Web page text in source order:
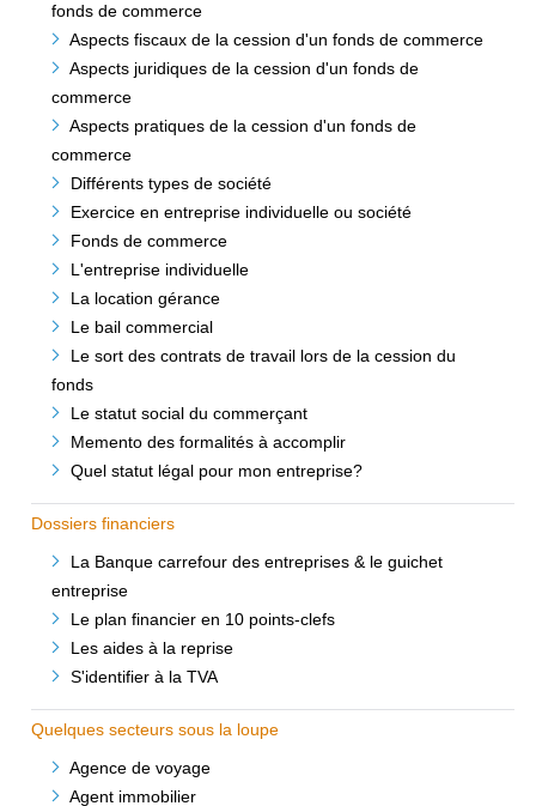
fonds de commerce
Aspects fiscaux de la cession d'un fonds de commerce
Aspects juridiques de la cession d'un fonds de
commerce
Aspects pratiques de la cession d'un fonds de
commerce
Différents types de société
Exercice en entreprise individuelle ou société
Fonds de commerce
L'entreprise individuelle
La location gérance
Le bail commercial
Le sort des contrats de travail lors de la cession du
fonds
Le statut social du commerçant
Memento des formalités à accomplir
Quel statut légal pour mon entreprise?
Dossiers financiers
La Banque carrefour des entreprises & le guichet
entreprise
Le plan financier en 10 points-clefs
Les aides à la reprise
S'identifier à la TVA
Quelques secteurs sous la loupe
Agence de voyage
Agent immobilier